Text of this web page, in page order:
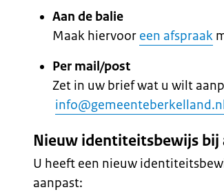
Aan de balie
Maak hiervoor een afspraak
Per mail/post
Zet in uw brief wat u wilt
Nieuw identiteitsbewijs bij
U heeft een nieuw
aanpast: